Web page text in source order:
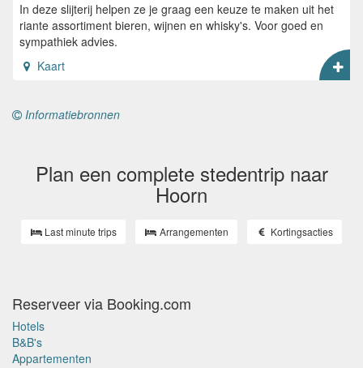
In deze slijterij helpen ze je graag een keuze te maken uit het
riante assortiment bieren, wijnen en whisky's. Voor goed en
sympathiek advies.
Kaart
Informatiebronnen
Plan een complete stedentrip naar
Hoorn
Last minute trips Arrangementen Kortingsacties
Reserveer via Booking.com
Hotels
B&B's
Appartementen